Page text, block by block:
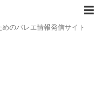
のバレエ情報発信サイト